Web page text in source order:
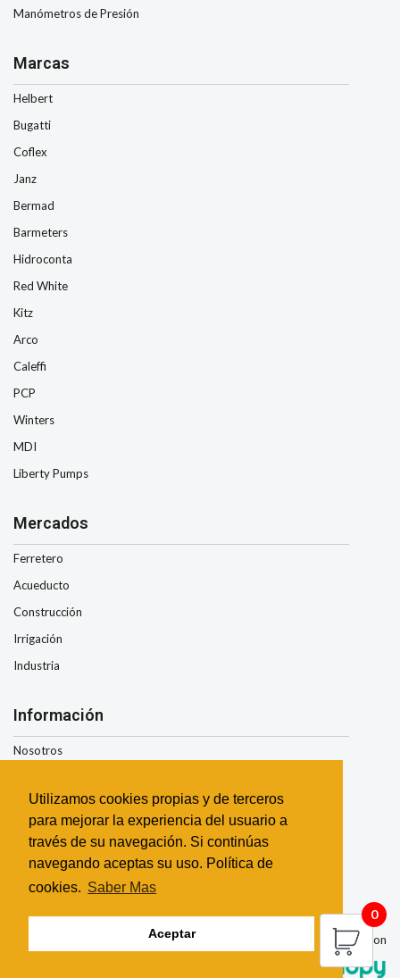
Utilizamos cookies propias y de terceros
para mejorar la experiencia del usuario a
través de su navegación. Si continúas
navegando aceptas su uso. Política de
cookies. Saber Mas
Aceptar
0
Manómetros de Presión
Marcas
Helbert
Bugatti
Coflex
Janz
Bermad
Barmeters
Hidroconta
Red White
Kitz
Arco
Caleffi
PCP
Winters
MDI
Liberty Pumps
Mercados
Ferretero
Acueducto
Construcción
Irrigación
Industria
Información
Nosotros
Términos y Condiciones
Garantía
Contacto
2026 Todos los derechos reservados | Esta página fue realizada con